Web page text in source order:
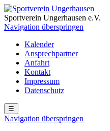
Sportverein Ungerhausen e.V.
Navigation überspringen
Kalender
Ansprechpartner
Anfahrt
Kontakt
Impressum
Datenschutz
☰
Navigation überspringen